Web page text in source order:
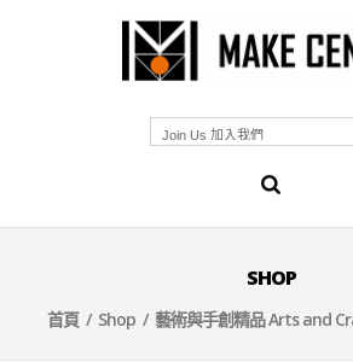
SHOP
首頁/ Shop/ 藝術與手創精品 Arts and